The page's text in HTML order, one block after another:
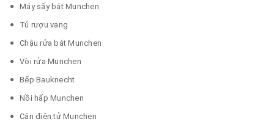
Máy sấy bát Munchen
Tủ rượu vang
Chậu rửa bát Munchen
Vòi rửa Munchen
Bếp Bauknecht
Nồi hấp Munchen
Cân điện tử Munchen